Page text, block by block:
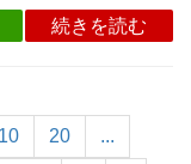
続きを読む
10 20 ...